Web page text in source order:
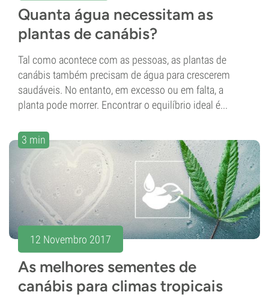
Quanta água necessitam as
plantas de canábis?
Tal como acontece com as pessoas, as plantas de
canábis também precisam de água para crescerem
saudáveis. No entanto, em excesso ou em falta, a
planta pode morrer. Encontrar o equilíbrio ideal é...
3 min
12 Novembro 2017
As melhores sementes de
canábis para climas tropicais